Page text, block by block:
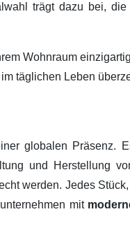
trägt dazu bei, die
Wohnraum
täglichen Leben
globalen Präsenz.
und Herstellung
werden. Jedes
mit